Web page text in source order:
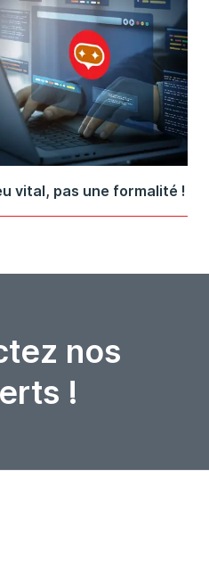
vital, pas une formalité !
nos
!